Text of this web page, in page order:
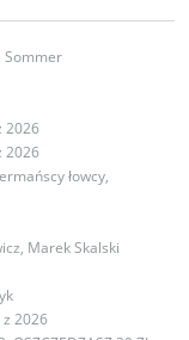
Sommer
2026
2026
łowcy,
Marek Skalski
z 2026